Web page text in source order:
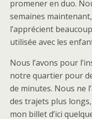
promener en duo.
semaines
l’apprécient
utilisée avec les
Nous l’avons pour
notre quartier pour
de minutes. Nous ne
des trajets plus
mon billet d’ici